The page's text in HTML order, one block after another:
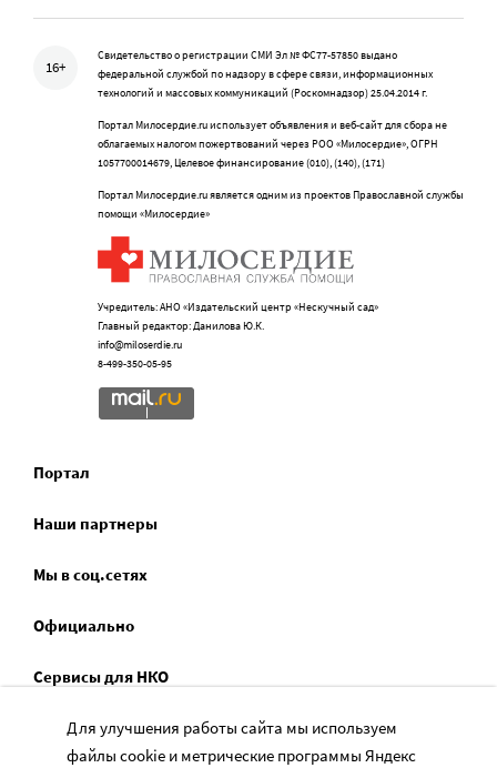
16+
Свидетельство о регистрации СМИ Эл № ФС77-57850 выдано
федеральной службой по надзору в сфере связи, информационных
технологий и массовых коммуникаций (Роскомнадзор) 25.04.2014 г.
Портал Милосердие.ru использует объявления и веб-сайт для сбора не
облагаемых налогом пожертвований через РОО «Милосердие», ОГРН
1057700014679, Целевое финансирование (010), (140), (171)
Портал Милосердие.ru является одним из проектов Православной службы
помощи «Милосердие»
Учредитель: АНО «Издательский центр «Нескучный сад»
Главный редактор: Данилова Ю.К.
info@miloserdie.ru
8-499-350-05-95
Портал
Наши партнеры
Мы в соц.сетях
Официально
Сервисы для НКО
Спецпроекты
Для улучшения работы сайта мы используем
файлы cookie и метрические программы Яндекс